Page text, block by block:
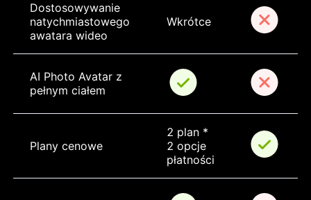
Dostosowywanie
natychmiastowego
awatara wideo
Wkrótce
AI Photo Avatar z
pełnym ciałem
Plany cenowe
2 plan *
2 opcje
płatności